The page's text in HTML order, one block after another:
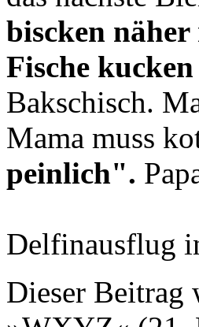
biscken
Fische
Bakschisch.
Mama muss
peinlich".
Delfinausflug
Dieser Beitrag